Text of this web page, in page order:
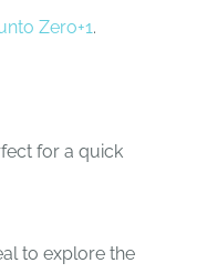
Zero+1.
for a quick
to explore the